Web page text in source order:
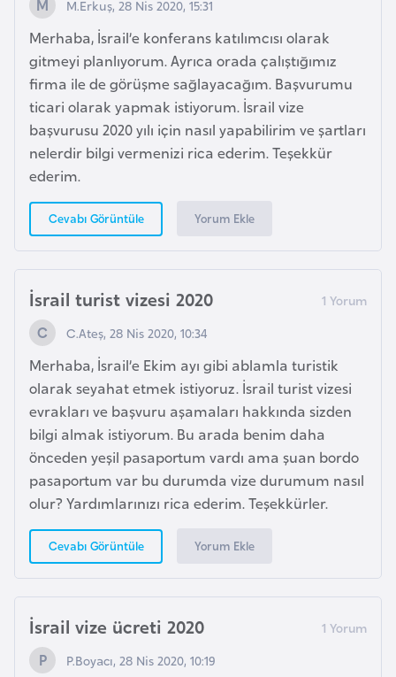
M.Erkuş, 28 Nis 2020, 15:31
Merhaba, İsrail’e konferans katılımcısı olarak
gitmeyi planlıyorum. Ayrıca orada çalıştığımız
firma ile de görüşme sağlayacağım. Başvurumu
ticari olarak yapmak istiyorum. İsrail vize
başvurusu 2020 yılı için nasıl yapabilirim ve şartları
nelerdir bilgi vermenizi rica ederim. Teşekkür
ederim.
Cevabı Görüntüle Yorum Ekle
İsrail turist vizesi 2020
C.Ateş, 28 Nis 2020, 10:34
Merhaba, İsrail’e Ekim ayı gibi ablamla turistik
olarak seyahat etmek istiyoruz. İsrail turist vizesi
evrakları ve başvuru aşamaları hakkında sizden
bilgi almak istiyorum. Bu arada benim daha
önceden yeşil pasaportum vardı ama şuan bordo
pasaportum var bu durumda vize durumum nasıl
olur? Yardımlarınızı rica ederim. Teşekkürler.
Cevabı Görüntüle Yorum Ekle
İsrail vize ücreti 2020
P.Boyacı, 28 Nis 2020, 10:19
i
y
a
G
a
n
a
G
n
e
B
s
s
a
u
G
e
G
e